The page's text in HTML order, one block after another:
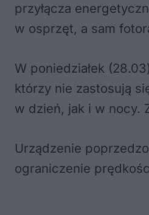
przyłącza
w osprzęt, a sam
W poniedziałek
którzy nie zastosują
w dzień, jak i w nocy.
Urządzenie
ograniczenie